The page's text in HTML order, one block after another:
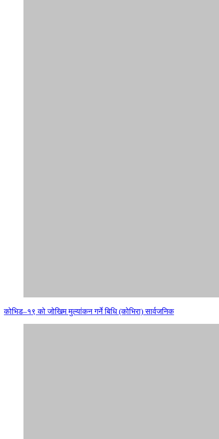
कोभिड–१९ को जोखिम मुल्यांकन गर्ने बिधि (कोभिरा) सार्वजनिक